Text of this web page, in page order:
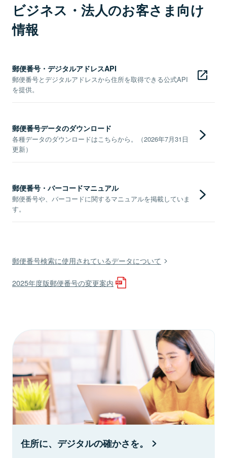
ビジネス・法人のお客さま向け
情報
郵便番号・デジタルアドレスAPI
郵便番号とデジタルアドレスから住所を取得できる公式API
を提供。
郵便番号データのダウンロード
各種データのダウンロードはこちらから。（2026年7月31日
更新）
郵便番号・バーコードマニュアル
郵便番号や、バーコードに関するマニュアルを掲載していま
す。
郵便番号検索に使用されているデータについて
2025年度版郵便番号の変更案内
住所に、デジタルの確かさを。